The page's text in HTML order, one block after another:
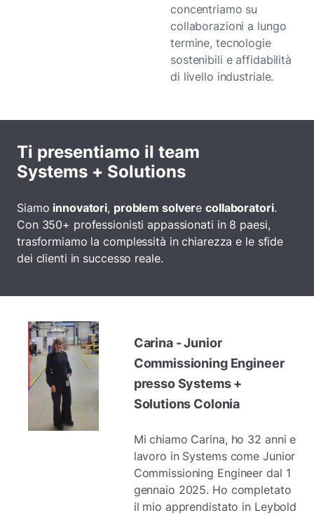
concentriamo su
collaborazioni a lungo
termine, tecnologie
sostenibili e affidabilità
di livello industriale.
Ti presentiamo il team
Systems + Solutions
Siamo innovatori, problem solverecollaboratori.
Con 350+ professionisti appassionati in 8 paesi,
trasformiamo la complessità in chiarezza e le sfide
dei clienti in successo reale.
Carina - Junior
Commissioning Engineer
presso Systems +
Solutions Colonia
Mi chiamo Carina, ho 32 anni e
lavoro in Systems come Junior
Commissioning Engineer dal 1
gennaio 2025. Ho completato
il mio apprendistato in Leybold